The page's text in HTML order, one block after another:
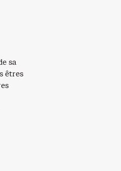
sa
êtres